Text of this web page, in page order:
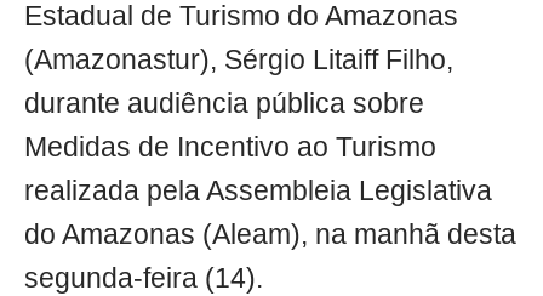
Estadual de Turismo do Amazonas
(Amazonastur), Sérgio Litaiff Filho,
durante audiência pública sobre
Medidas de Incentivo ao Turismo
realizada pela Assembleia Legislativa
do Amazonas (Aleam), na manhã desta
segunda-feira (14).